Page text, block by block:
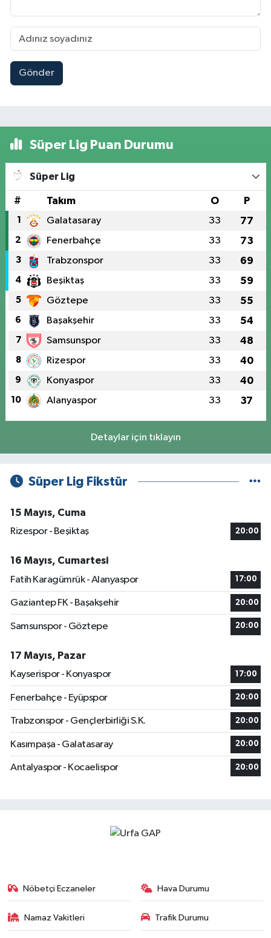
Gönder
Süper Lig Puan Durumu
Süper Lig
# Takım O P
1 Galatasaray 33 77
2 Fenerbahçe 33 73
3 Trabzonspor 33 69
4 Beşiktaş 33 59
5 Göztepe 33 55
6 Başakşehir 33 54
7 Samsunspor 33 48
8 Rizespor 33 40
9 Konyaspor 33 40
10 Alanyaspor 33 37
Detaylar için tıklayın
Süper Lig Fikstür
15 Mayıs, Cuma
Rizespor - Beşiktaş
20:00
16 Mayıs, Cumartesi
Fatih Karagümrük - Alanyaspor
17:00
Gaziantep FK - Başakşehir 20:00
Samsunspor - Göztepe 20:00
17 Mayıs, Pazar
Kayserispor - Konyaspor
17:00
Fenerbahçe - Eyüpspor 20:00
Trabzonspor - Gençlerbirliği S.K. 20:00
Kasımpaşa - Galatasaray 20:00
Antalyaspor - Kocaelispor 20:00
Nöbetçi Eczaneler Hava Durumu
Namaz Vakitleri Trafik Durumu